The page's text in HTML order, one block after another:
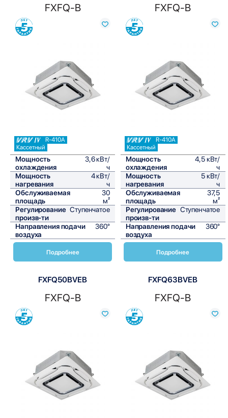
FXFQ-B
Сравнить
R-410A
Кассетный
Мощность
охлаждения
3,6 кВт/
ч
Мощность
нагревания
4 кВт/
ч
Обслуживаемая
площадь
30
м²
Регулирование
произв-ти
Ступенчатое
Направления подачи
воздуха
360°
Подробнее
FXFQ-B
Сравнить
R-410A
Кассетный
Мощность
охлаждения
4,5 кВт/
ч
Мощность
нагревания
5 кВт/
ч
Обслуживаемая
площадь
37,5
м²
Регулирование
произв-ти
Ступенчатое
Направления подачи
воздуха
360°
Подробнее
FXFQ50BVEB
FXFQ-B
Сравнить
FXFQ63BVEB
FXFQ-B
Сравнить